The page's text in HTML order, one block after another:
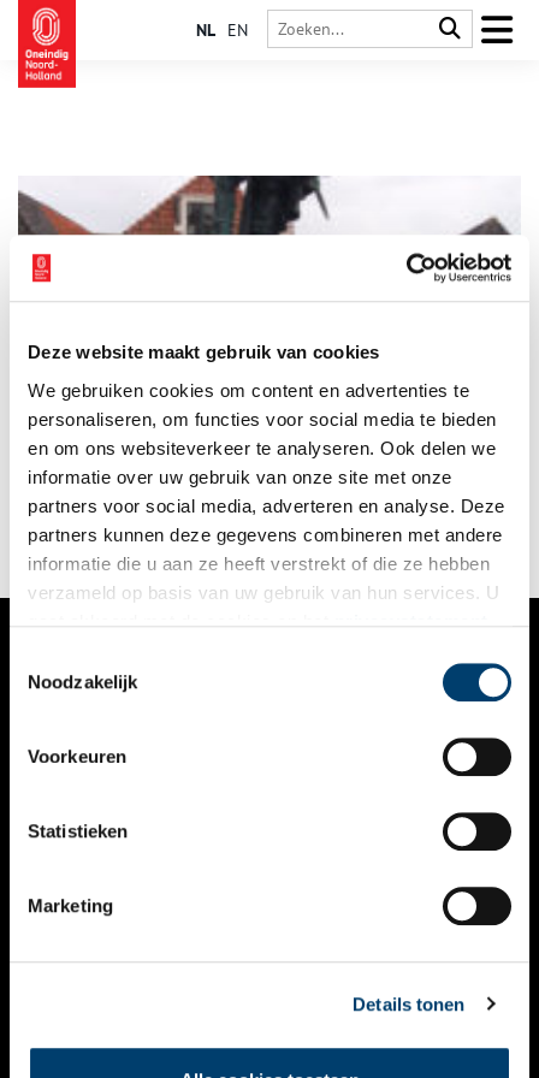
Deze website maakt gebruik van cookies
We gebruiken cookies om content en advertenties te
personaliseren, om functies voor social media te bieden
en om ons websiteverkeer te analyseren. Ook delen we
informatie over uw gebruik van onze site met onze
partners voor social media, adverteren en analyse. Deze
partners kunnen deze gegevens combineren met andere
informatie die u aan ze heeft verstrekt of die ze hebben
verzameld op basis van uw gebruik van hun services. U
Noodzakelijk
Voorkeuren
Statistieken
Marketing
Details tonen
NL EN
Jan Pieterszoon Coen is door de tijd heen zowel verheerlijkt
als bekritiseerd. Hij speelde een grote rol in de geschiedenis
van Hoorn en de Verenigde Oost-Indische Compagnie.
VERHALEN
KALENDER
THEMA’S
VIDEO’S
CONTACT